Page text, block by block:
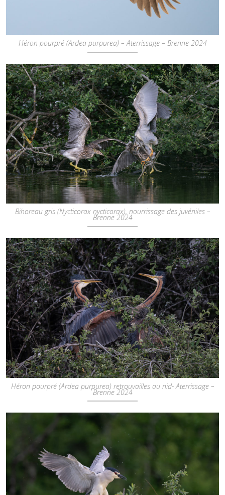
Héron pourpré (Ardea purpurea) – Aterrissage – Brenne 2024
Bihoreau gris (Nycticorax nycticorax), nourrissage des juvéniles –
Brenne 2024
Héron pourpré (Ardea purpurea) retrouvailles au nid- Aterrissage –
Brenne 2024